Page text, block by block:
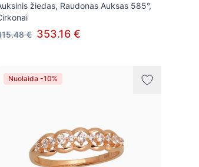
žiedas, Raudonas Auksas 585°,
€ 353.16 €
Nuolaida -10%